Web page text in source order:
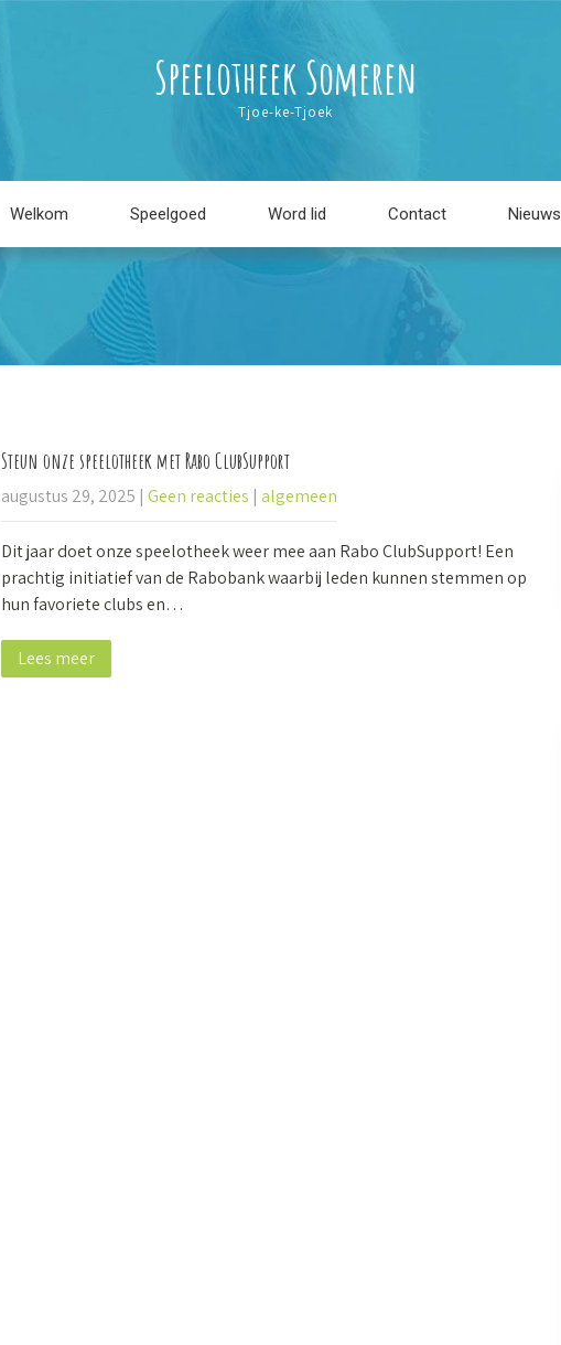
Speelotheek Someren
Tjoe-ke-Tjoek
Welkom Speelgoed Word lid Contact Nieuws
Steun onze speelotheek met Rabo ClubSupport
augustus 29, 2025 | Geen reacties | algemeen
Dit jaar doet onze speelotheek weer mee aan Rabo ClubSupport! Een
prachtig initiatief van de Rabobank waarbij leden kunnen stemmen op
hun favoriete clubs en…
Lees meer